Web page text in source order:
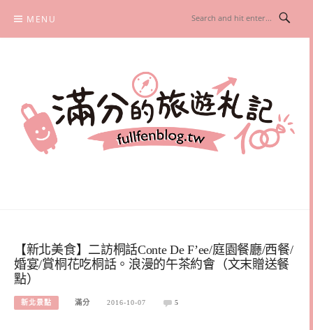
content
MENU
【新北美食】二訪桐話Conte De F’ee/庭園餐廳/西餐/
婚宴/賞桐花吃桐話。浪漫的午茶約會（文末贈送餐
點）
新北景點 滿分 2016-10-07 5